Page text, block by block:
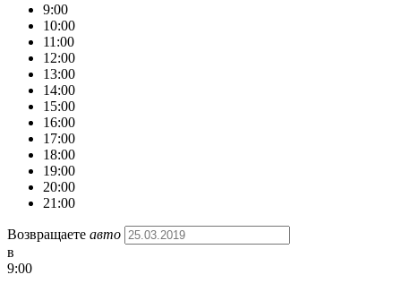
9:00
10:00
11:00
12:00
13:00
14:00
15:00
16:00
17:00
18:00
19:00
20:00
21:00
Возвращаете авто
в
9:00